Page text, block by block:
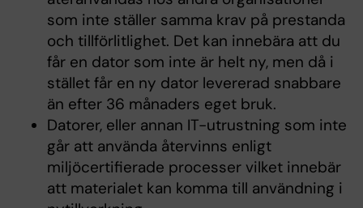
som inte ställer samma krav på prestanda
och tillförlitlighet. Det kan innebära att du
får en dator som inte är helt ny, men då i
stället får en ny dator levererad snabbare
än efter 36 månaders eget bruk.
Datorer, eller annan IT-utrustning som inte
går att använda återvinns enligt
miljöcertifierade processer vilket innebär
att materialet kan komma till användning i